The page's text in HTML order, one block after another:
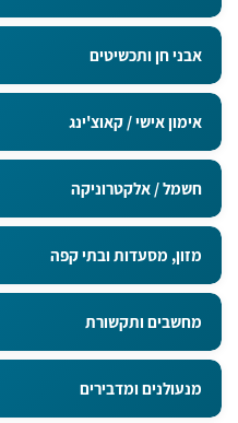
אבני חן ותכשיטים
אימון אישי / קאוצ'ינג
חשמל / אלקטרוניקה
מזון, מסעדות ובתי קפה
מחשבים ותקשורת
מנעולנים ומדבירים